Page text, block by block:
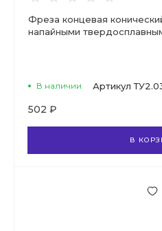
Фреза концевая
напайными
В наличии Артикул
502 ₽
В